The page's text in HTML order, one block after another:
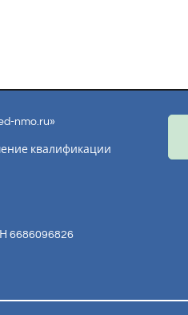
nmo.ru»
квалификации
6686096826